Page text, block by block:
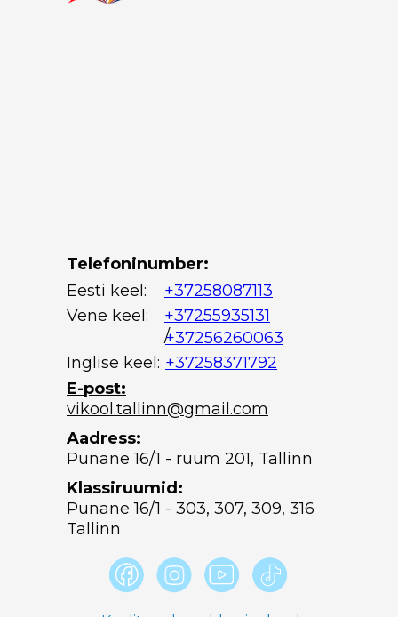
Inglise keel: +37258371792
Vene keel:
+37255935131
/+37256260063
Eesti keel: +37258087113
Telefoninumber:
Klassiruumid:
Punane 16/1 - 303, 307, 309, 316
Tallinn
Aadress:
Punane 16/1 - ruum 201, Tallinn
E-post:
vikool.tallinn@gmail.com